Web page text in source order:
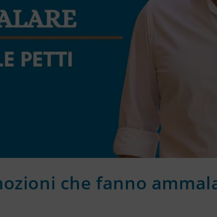
che fanno